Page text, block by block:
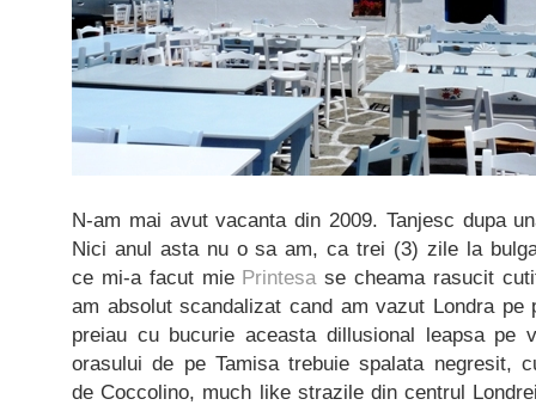
N-am mai avut vacanta din 2009. Tanjesc dupa
Nici anul asta nu o sa am, ca trei (3) zile la
ce mi-a facut mie Printesase cheama rasucit
am absolut scandalizat cand am vazut Londra pe
preiau cu bucurie aceasta dillusional leapsa pe
orasului de pe Tamisa trebuie spalata negresit,
de Coccolino, much like strazile din centrul